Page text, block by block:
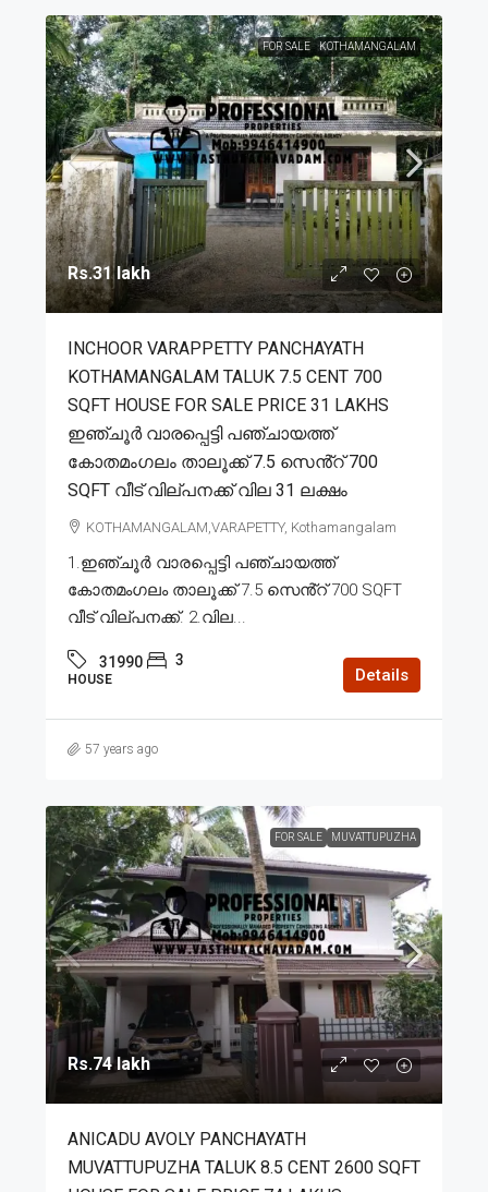
FOR SALE KOTHAMANGALAM
Rs.31 lakh
INCHOOR VARAPPETTY PANCHAYATH
KOTHAMANGALAM TALUK 7.5 CENT 700
SQFT HOUSE FOR SALE PRICE 31 LAKHS
ഇഞ്ചൂർ വാരപ്പെട്ടി പഞ്ചായത്ത്
കോതമംഗലം താലൂക്ക് 7.5 സെൻ്റ് 700
SQFT വീട് വില്പനക്ക് വില 31 ലക്ഷം
KOTHAMANGALAM,VARAPETTY, Kothamangalam
1.ഇഞ്ചൂർ വാരപ്പെട്ടി പഞ്ചായത്ത്
കോതമംഗലം താലൂക്ക് 7.5 സെൻ്റ് 700 SQFT
വീട് വില്പനക്ക്. 2.വില...
31990 3
HOUSE Details
57 years ago
FOR SALE MUVATTUPUZHA
Rs.74 lakh
ANICADU AVOLY PANCHAYATH
MUVATTUPUZHA TALUK 8.5 CENT 2600 SQFT